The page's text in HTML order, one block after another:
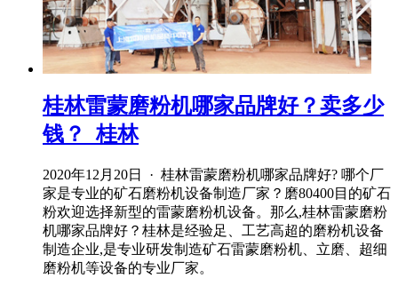
桂林雷蒙磨粉机哪家品牌好？卖多少
钱？_桂林
2020年12月20日 · 桂林雷蒙磨粉机哪家品牌好? 哪个厂
家是专业的矿石磨粉机设备制造厂家？磨80400目的矿石
粉欢迎选择新型的雷蒙磨粉机设备。那么,桂林雷蒙磨粉
机哪家品牌好？桂林是经验足、工艺高超的磨粉机设备
制造企业,是专业研发制造矿石雷蒙磨粉机、立磨、超细
磨粉机等设备的专业厂家。